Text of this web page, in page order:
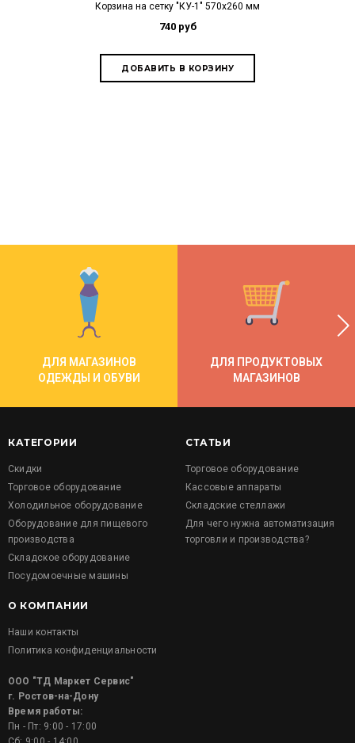
Корзина на сетку "КУ-1" 570х260 мм
740 руб
ДЛЯ МАГАЗИНОВ
ОДЕЖДЫ И ОБУВИ
ДЛЯ ПРОДУКТОВЫХ
МАГАЗИНОВ
КАТЕГОРИИ
Скидки
Торговое оборудование
Холодильное оборудование
Оборудование для пищевого
производства
Складское оборудование
Посудомоечные машины
СТАТЬИ
Торговое оборудование
Кассовые аппараты
Складские стеллажи
Для чего нужна автоматизация
торговли и производства?
О КОМПАНИИ
Наши контакты
Политика конфиденциальности
ООО "ТД Маркет Сервис"
г. Ростов-на-Дону
Время работы:
Пн - Пт: 9:00 - 17:00